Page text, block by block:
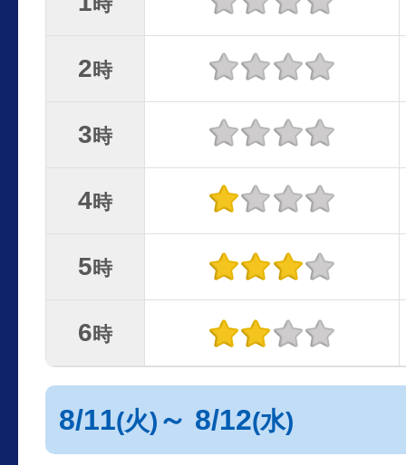
2時
3時
4時
5時
6時
8/11(火) ～ 8/12(水)